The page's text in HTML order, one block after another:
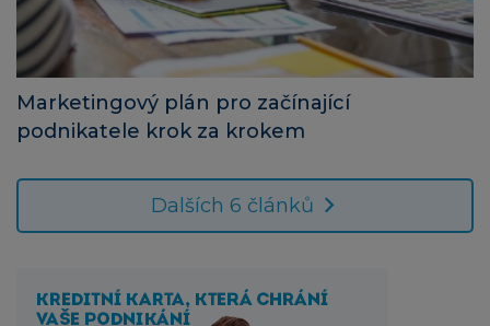
Marketingový plán pro začínající
podnikatele krok za krokem
Dalších 6 článků